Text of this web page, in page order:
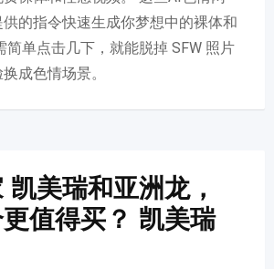
的指令快速生成你梦想中的裸体和
简单点击几下，就能脱掉 SFW 照片
成色情场景。
美瑞和亚洲龙，
值得买？ 凯美瑞